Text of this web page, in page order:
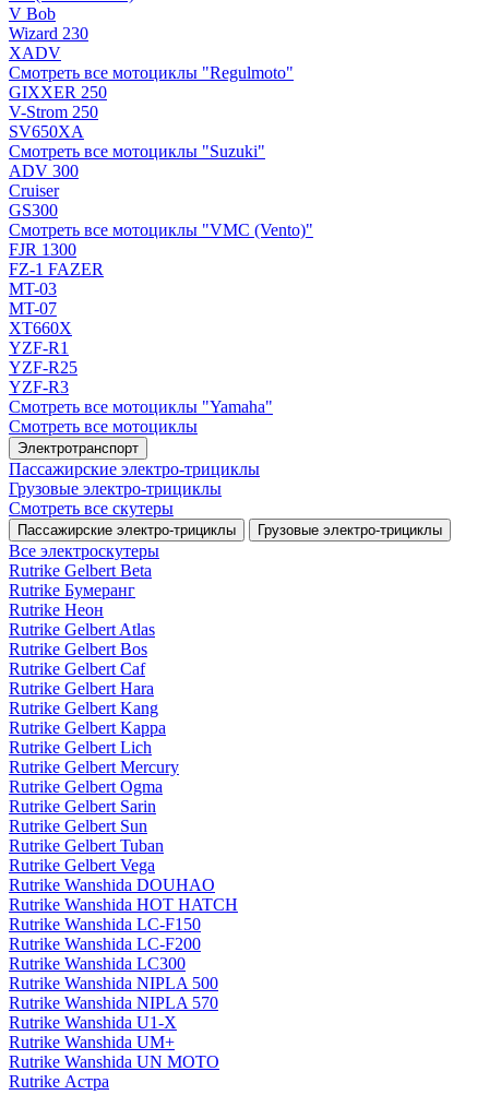
V Bob
Wizard 230
XADV
Смотреть все мотоциклы "Regulmoto"
GIXXER 250
V-Strom 250
SV650XA
Смотреть все мотоциклы "Suzuki"
ADV 300
Cruiser
GS300
Смотреть все мотоциклы "VMC (Vento)"
FJR 1300
FZ-1 FAZER
MT-03
MT-07
XT660X
YZF-R1
YZF-R25
YZF-R3
Смотреть все мотоциклы "Yamaha"
Смотреть все мотоциклы
Электротранспорт
Пассажирские электро‑трициклы
Грузовые электро‑трициклы
Смотреть все скутеры
Пассажирские электро‑трициклы Грузовые электро‑трициклы
Все электро­скутеры
Rutrike Gelbert Beta
Rutrike Бумеранг
Rutrike Неон
Rutrike Gelbert Atlas
Rutrike Gelbert Bos
Rutrike Gelbert Caf
Rutrike Gelbert Hara
Rutrike Gelbert Kang
Rutrike Gelbert Kappa
Rutrike Gelbert Lich
Rutrike Gelbert Mercury
Rutrike Gelbert Ogma
Rutrike Gelbert Sarin
Rutrike Gelbert Sun
Rutrike Gelbert Tuban
Rutrike Gelbert Vega
Rutrike Wanshida DOUHAO
Rutrike Wanshida HOT HATCH
Rutrike Wanshida LC-F150
Rutrike Wanshida LC-F200
Rutrike Wanshida LC300
Rutrike Wanshida NIPLA 500
Rutrike Wanshida NIPLA 570
Rutrike Wanshida U1-X
Rutrike Wanshida UM+
Rutrike Wanshida UN MOTO
Rutrike Астра